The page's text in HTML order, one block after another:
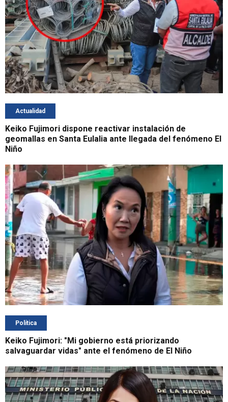
Actualidad
Keiko Fujimori dispone reactivar instalación de
geomallas en Santa Eulalia ante llegada del fenómeno El
Niño
Política
Keiko Fujimori: "Mi gobierno está priorizando
salvaguardar vidas" ante el fenómeno de El Niño